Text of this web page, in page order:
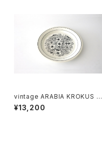
vintage ARABIA KROKUS Pl
ate 20cm / ヴィンテージ アラ
ビア クロッカス 20cmプレート
¥13,200